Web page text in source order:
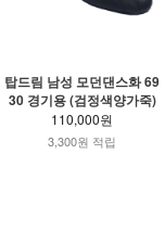
탑드림 남성 모던댄스화 69
30 경기용 (검정색양가죽)
110,000원
3,300원 적립